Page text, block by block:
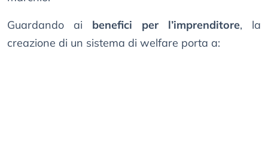
Guardando ai benefici per l’imprenditore, la
creazione di un sistema di welfare porta a: